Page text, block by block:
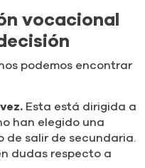
vocacional
podemos encontrar
Esta está dirigida a
han elegido una
de salir de secundaria.
dudas respecto a